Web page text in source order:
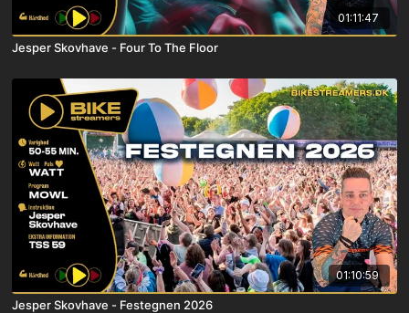
01:11:47
Jesper Skovhave - Four To The Floor
01:10:59
Jesper Skovhave - Festegnen 2026